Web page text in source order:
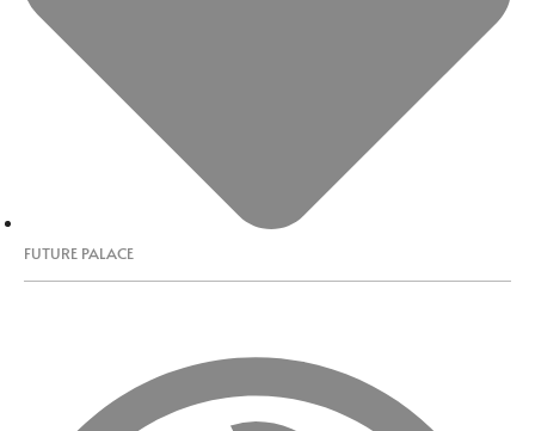
FUTURE PALACE